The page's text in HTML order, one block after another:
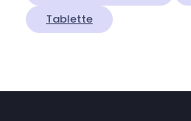
Tablette